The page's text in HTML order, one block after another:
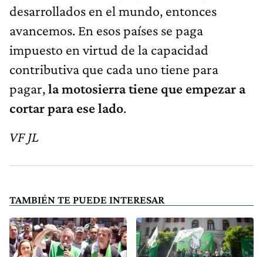
desarrollados en el mundo, entonces
avancemos. En esos países se paga
impuesto en virtud de la capacidad
contributiva que cada uno tiene para
pagar,la motosierra tiene que empezar a
cortar para ese lado.
VF JL
TAMBIÉN TE PUEDE INTERESAR